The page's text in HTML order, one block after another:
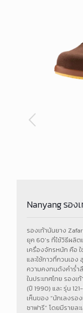
Nanyang รอง
รองเท้านันยาง
ยุค 60’s ที่ใช้วิธีผลิ
เครื่องจักรหนัก คือ
และใช้กาวที่กวนเอ
ความคงทนดังคำร่ำ
ในประเทศไทย รองเ
(ปี 1990) และ รุ่น
เห็นของ “นักเลงรอ
ซาฟารี” โดยมีรายล